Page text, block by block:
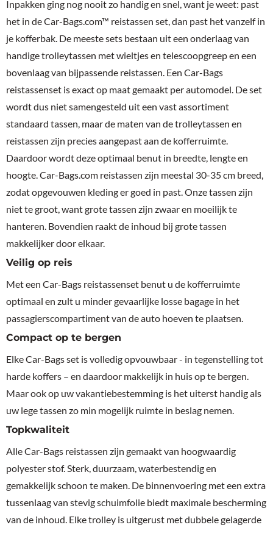
Inpakken ging nog nooit zo handig en snel, want je weet: past
het in de Car-Bags.com™ reistassen set, dan past het vanzelf in
je kofferbak. De meeste sets bestaan uit een onderlaag van
handige trolleytassen met wieltjes en telescoopgreep en een
bovenlaag van bijpassende reistassen. Een Car-Bags
reistassenset is exact op maat gemaakt per automodel. De set
wordt dus niet samengesteld uit een vast assortiment
standaard tassen, maar de maten van de trolleytassen en
reistassen zijn precies aangepast aan de kofferruimte.
Daardoor wordt deze optimaal benut in breedte, lengte en
hoogte. Car-Bags.com reistassen zijn meestal 30-35 cm breed,
zodat opgevouwen kleding er goed in past. Onze tassen zijn
niet te groot, want grote tassen zijn zwaar en moeilijk te
hanteren. Bovendien raakt de inhoud bij grote tassen
makkelijker door elkaar.
Veilig op reis
Met een Car-Bags reistassenset benut u de kofferruimte
optimaal en zult u minder gevaarlijke losse bagage in het
passagierscompartiment van de auto hoeven te plaatsen.
Compact op te bergen
Elke Car-Bags set is volledig opvouwbaar - in tegenstelling tot
harde koffers – en daardoor makkelijk in huis op te bergen.
Maar ook op uw vakantiebestemming is het uiterst handig als
uw lege tassen zo min mogelijk ruimte in beslag nemen.
Topkwaliteit
Alle Car-Bags reistassen zijn gemaakt van hoogwaardig
polyester stof. Sterk, duurzaam, waterbestendig en
gemakkelijk schoon te maken. De binnenvoering met een extra
tussenlaag van stevig schuimfolie biedt maximale bescherming
van de inhoud. Elke trolley is uitgerust met dubbele gelagerde